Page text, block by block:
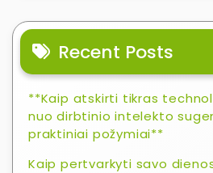
Recent Posts
**Kaip atskirti tikras
nuo dirbtinio intelekto
praktiniai požymiai**
Kaip pertvarkyti savo